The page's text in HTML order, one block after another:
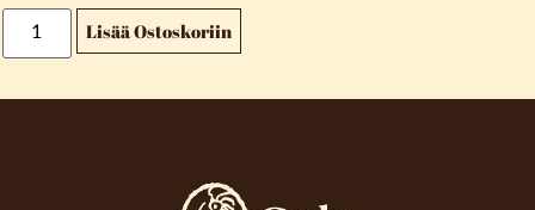
Lisää Ostoskoriin